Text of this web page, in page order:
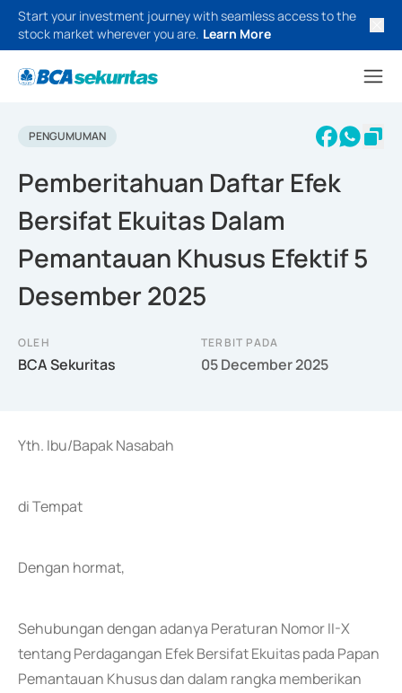
Start your investment journey with seamless access to the
stock market wherever you are. Learn More
PENGUMUMAN
Pemberitahuan Daftar Efek
Bersifat Ekuitas Dalam
Pemantauan Khusus Efektif 5
Desember 2025
OLEH
BCA Sekuritas
TERBIT PADA
05 December 2025
Yth. Ibu/Bapak Nasabah
di Tempat
Dengan hormat,
Sehubungan dengan adanya Peraturan Nomor II-X
tentang Perdagangan Efek Bersifat Ekuitas pada Papan
Pemantauan Khusus dan dalam rangka memberikan